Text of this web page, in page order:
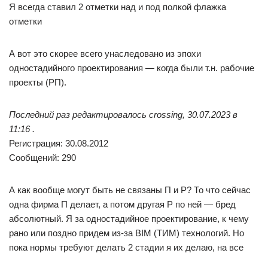
Я всегда ставил 2 отметки над и под полкой флажка
отметки
А вот это скорее всего унаследовано из эпохи
одностадийного проектирования — когда были т.н. рабочие
проекты (РП).
Последний раз редактировалось crossing, 30.07.2023 в
11:16 .
Регистрация: 30.08.2012
Сообщений: 290
А как вообще могут быть не связаны П и Р? То что сейчас
одна фирма П делает, а потом другая Р по ней — бред
абсолютный. Я за одностадийное проектирование, к чему
рано или поздно придем из-за BIM (ТИМ) технологий. Но
пока нормы требуют делать 2 стадии я их делаю, на все